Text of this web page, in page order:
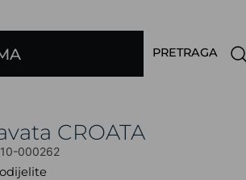
PRETRAGA
CROATA
000262